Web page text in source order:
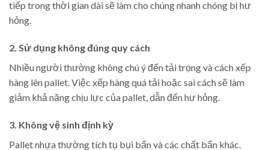
tiếp trong thời gian dài sẽ làm cho chúng nhanh chóng bị hư
hỏng.
2. Sử dụng không đúng quy cách
Nhiều người thường không chú ý đến tải trọng và cách xếp
hàng lên pallet. Việc xếp hàng quá tải hoặc sai cách sẽ làm
giảm khả năng chịu lực của pallet, dẫn đến hư hỏng.
3. Không vệ sinh định kỳ
Pallet nhựa thường tích tụ bụi bẩn và các chất bẩn khác.